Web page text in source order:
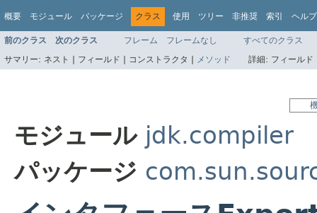
概要 モジュール パッケージ クラス 使用 ツリー 非推奨 索引 ヘルプ
前のクラス 次のクラス フレーム フレームなし
すべてのクラス
サマリー: ネスト | フィールド | コンストラクタ | メソッド 詳細: フィール
モジュール jdk.compiler
パッケージ